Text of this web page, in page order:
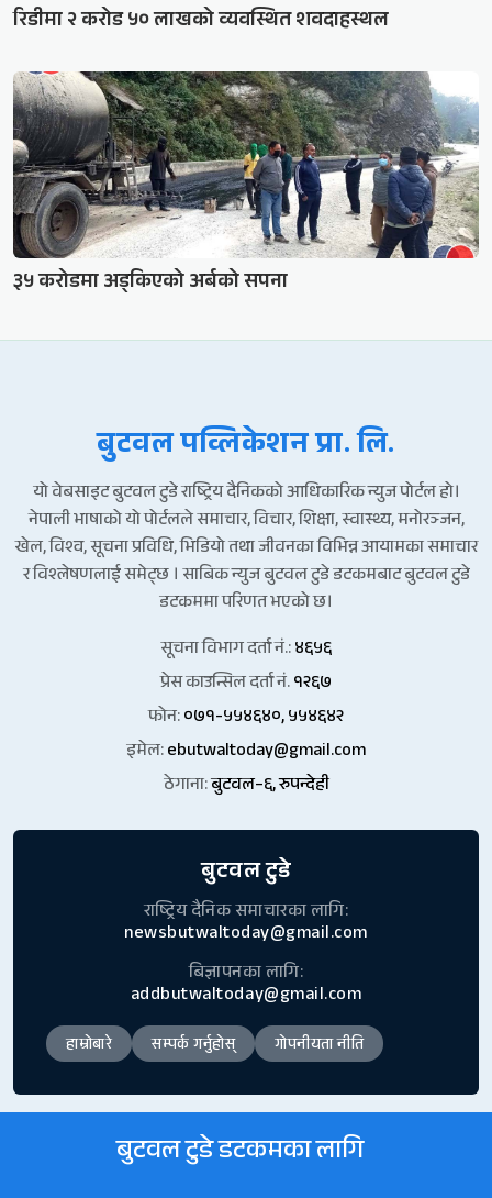
रिडीमा २ करोड ५० लाखको व्यवस्थित शवदाहस्थल
३५ करोडमा अड्किएको अर्बको सपना
बुटवल पव्लिकेशन प्रा. लि.
यो वेबसाइट बुटवल टुडे राष्ट्रिय दैनिकको आधिकारिक न्युज पोर्टल हो।
नेपाली भाषाको यो पोर्टलले समाचार, विचार, शिक्षा, स्वास्थ्य, मनोरञ्जन,
खेल, विश्व, सूचना प्रविधि, भिडियो तथा जीवनका विभिन्न आयामका समाचार
र विश्लेषणलाई समेट्छ । साबिक न्युज बुटवल टुडे डटकमबाट बुटवल टुडे
डटकममा परिणत भएको छ।
सूचना विभाग दर्ता नं.:४६५६
प्रेस काउन्सिल दर्ता नं.१२६७
फोन:०७१-५५४६४०, ५५४६४२
इमेल:ebutwaltoday@gmail.com
ठेगाना:बुटवल–६, रुपन्देही
बुटवल टुडे
राष्ट्रिय दैनिक समाचारका लागि:
newsbutwaltoday@gmail.com
बिज्ञापनका लागि:
addbutwaltoday@gmail.com
हाम्रोबारे सम्पर्क गर्नुहोस् गोपनीयता नीति
बुटवल टुडे डटकमका लागि